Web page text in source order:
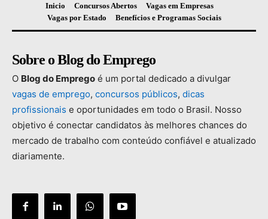
Inicio Concursos Abertos
Vagas em Empresas
Vagas por Estado
Benefícios e Programas Sociais
Sobre o Blog do Emprego
O Blog do Emprego é um portal dedicado a divulgar
vagas de emprego, concursos públicos, dicas
profissionais e oportunidades em todo o Brasil. Nosso
objetivo é conectar candidatos às melhores chances do
mercado de trabalho com conteúdo confiável e atualizado
diariamente.